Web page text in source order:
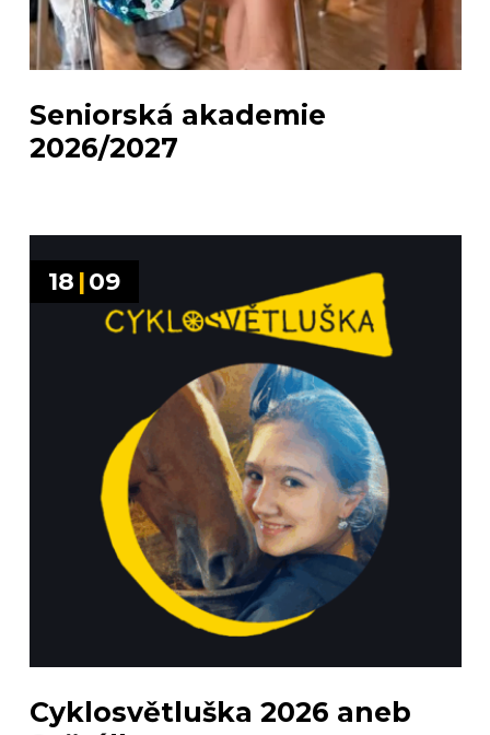
Seniorská akademie
2026/2027
18 |09
Cyklosvětluška 2026 aneb